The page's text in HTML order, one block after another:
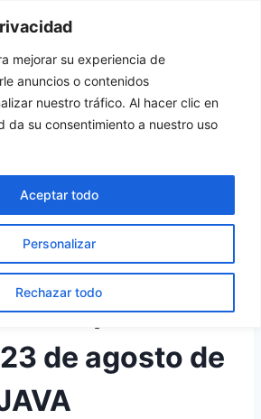
mejorar su experiencia de
anuncios o contenidos
nuestro tráfico. Al hacer clic en
da su consentimiento a nuestro uso
Personalizar
Rechazar todo
Aceptar todo
Viajero
sol en el
(día 8:
de agosto de